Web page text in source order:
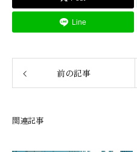
Line
前の記事
関連記事